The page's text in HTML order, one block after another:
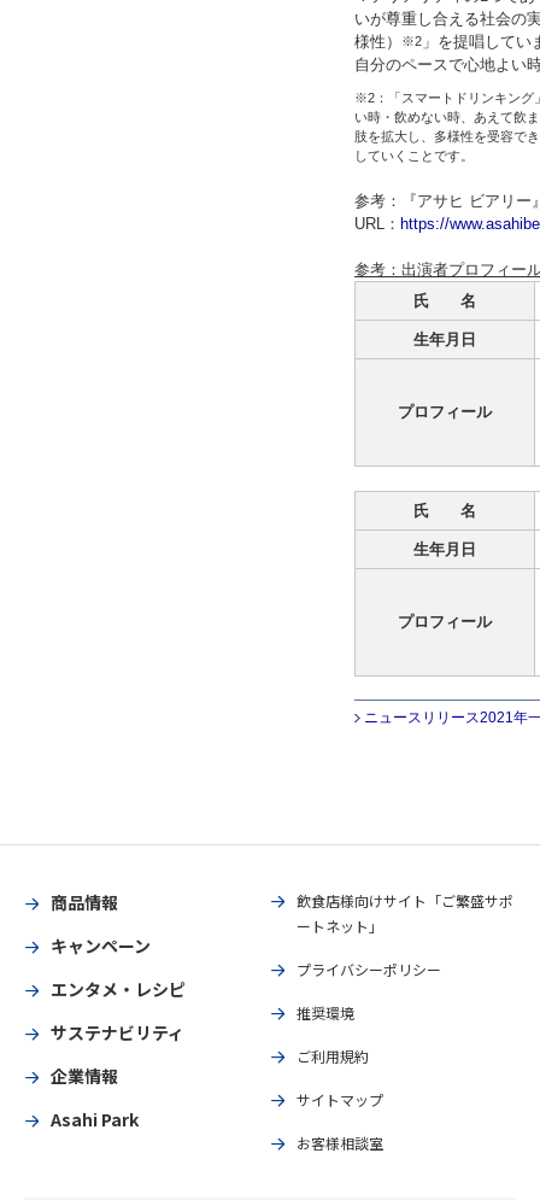
いが尊重し合える社会の
様性）
※2 」を提唱して
自分のペースで心地よい
※2：「スマートドリンキング
い時・飲めない時、あえて飲
肢を拡大し、多様性を受容で
していくことです。
参考：『アサヒ ビアリー
URL： https://
参考：出演者プロフィー
氏 名
生年月日
プロフィール
氏 名
生年月日
プロフィール
ニュースリリース2021年
商品情報
キャンペーン
エンタメ・レシピ
サステナビリティ
企業情報
Asahi Park
飲食店様向けサイト「ご繁盛サポ
ートネット」
プライバシーポリシー
推奨環境
ご利用規約
サイトマップ
お客様相談室